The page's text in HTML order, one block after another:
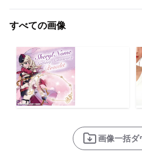
すべての画像
画像一括ダ